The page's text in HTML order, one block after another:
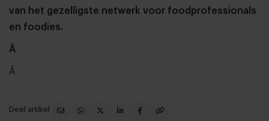
van het gezelligste netwerk voor foodprofessionals
en foodies.
Â
Â
Deel artikel